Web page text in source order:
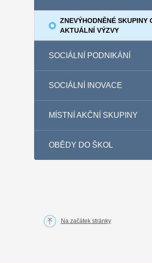
ZNEVÝHODNĚNÉ SKUPINY
AKTUÁLNÍ VÝZVY
SOCIÁLNÍ PODNIKÁNÍ
SOCIÁLNÍ INOVACE
MÍSTNÍ AKČNÍ SKUPINY
OBĚDY DO ŠKOL
Na začátek stránky